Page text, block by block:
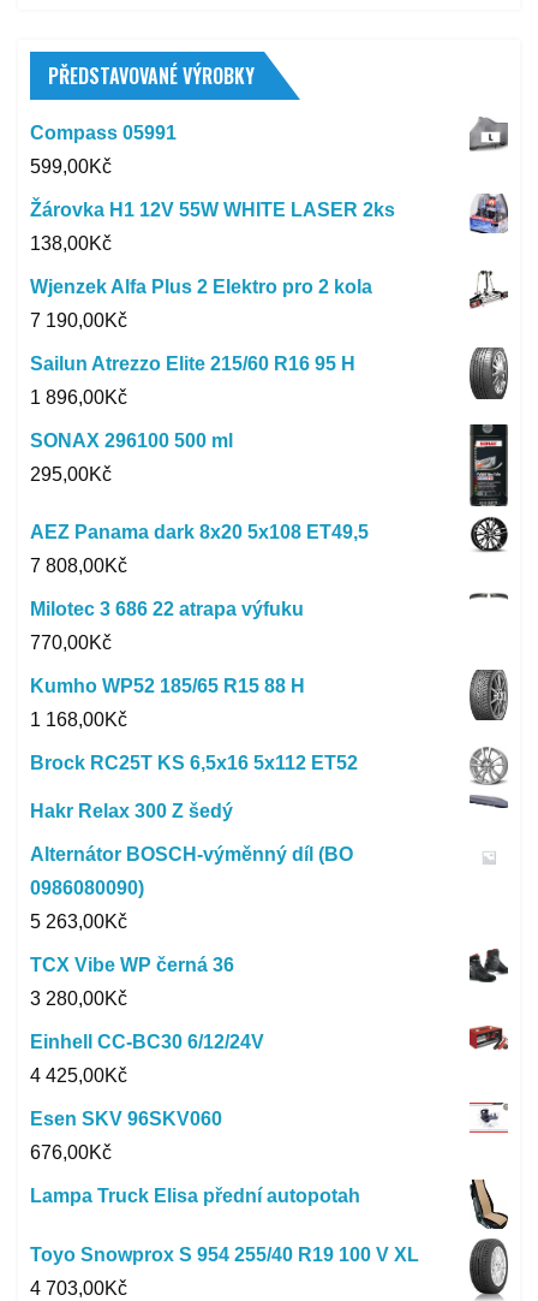
PŘEDSTAVOVANÉ VÝROBKY
Compass 05991
599,00Kč
Žárovka H1 12V 55W WHITE LASER 2ks
138,00Kč
Wjenzek Alfa Plus 2 Elektro pro 2 kola
7 190,00Kč
Sailun Atrezzo Elite 215/60 R16 95 H
1 896,00Kč
SONAX 296100 500 ml
295,00Kč
AEZ Panama dark 8x20 5x108 ET49,5
7 808,00Kč
Milotec 3 686 22 atrapa výfuku
770,00Kč
Kumho WP52 185/65 R15 88 H
1 168,00Kč
Brock RC25T KS 6,5x16 5x112 ET52
Hakr Relax 300 Z šedý
Alternátor BOSCH-výměnný díl (BO
0986080090)
5 263,00Kč
TCX Vibe WP černá 36
3 280,00Kč
Einhell CC-BC30 6/12/24V
4 425,00Kč
Esen SKV 96SKV060
676,00Kč
Lampa Truck Elisa přední autopotah
Toyo Snowprox S 954 255/40 R19 100 V XL
4 703,00Kč